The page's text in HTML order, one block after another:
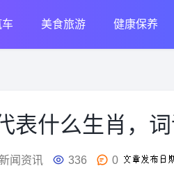
美食旅游 健康保养
表什么生肖，
闻资讯 336 0